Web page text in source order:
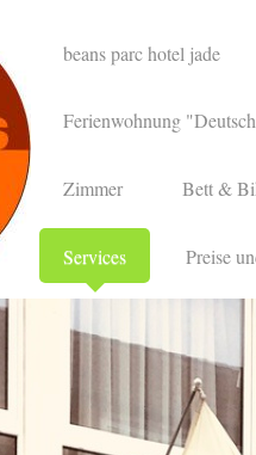
beans parc hotel jade
Ferienwohnung
Zimmer Bett &
Services Preise